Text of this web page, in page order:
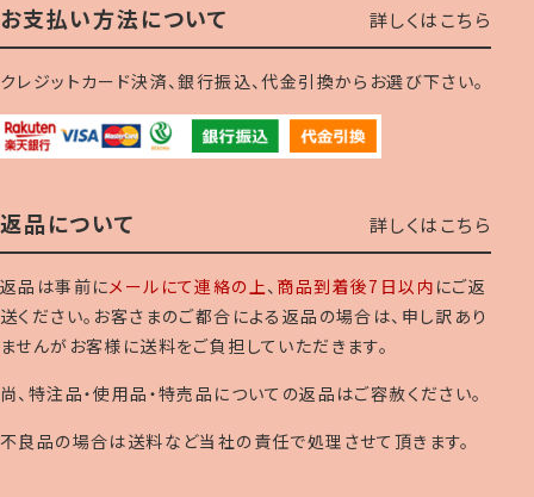
お支払い方法について 詳しくはこちら
クレジットカード決済、銀行振込、代金引換からお選び下さい。
返品について 詳しくはこちら
返品は事前にメールにて連絡の上、 商品到着後7日以内 にご返
送ください。お客さまのご都合による返品の場合は、申し訳あり
ませんがお客様に送料をご負担していただきます。
尚、特注品・使用品・特売品についての返品はご容赦ください。
不良品の場合は送料など当社の責任で処理させて頂きます。